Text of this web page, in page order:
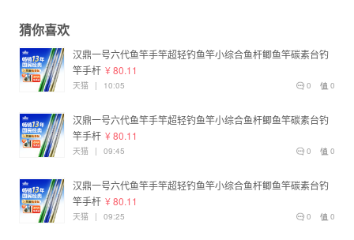
猜你喜欢
汉鼎一号六代鱼竿手竿超轻钓鱼竿小综合鱼杆鲫鱼竿碳素台钓
竿手杆 ¥ 80.11
0
0
天猫 | 10:05
汉鼎一号六代鱼竿手竿超轻钓鱼竿小综合鱼杆鲫鱼竿碳素台钓
竿手杆 ¥ 80.11
0
0
天猫 | 09:45
汉鼎一号六代鱼竿手竿超轻钓鱼竿小综合鱼杆鲫鱼竿碳素台钓
竿手杆 ¥ 80.11
0
0
天猫 | 09:25